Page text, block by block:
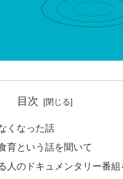
目次
くなった話
育という話を聞いて
人のドキュメンタリー番組